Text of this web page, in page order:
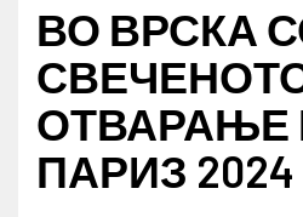
ВО ВРСКА
ОТВАРАЊЕ
ПАРИЗ 2024